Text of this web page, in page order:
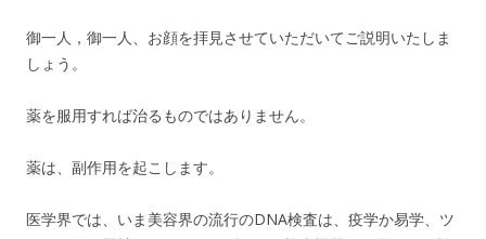
御一人，御一人、お顔を拝見させていただいてご説明いたしま
しょう。
薬を服用すれば治るものではありません。
薬は、副作用を起こします。
医学界では、いま美容界の流行のDNA検査は、疫学か易学、ツ